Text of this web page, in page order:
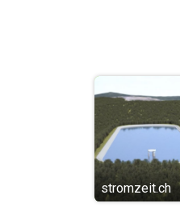
stromzeit.ch